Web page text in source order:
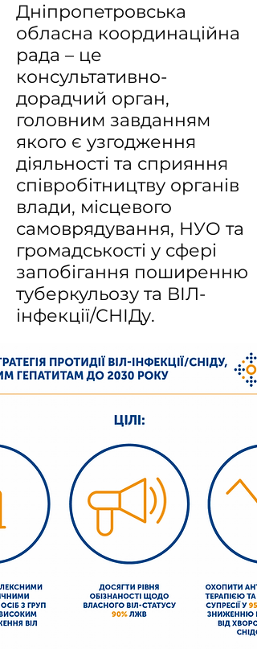
Дніпропетровська
обласна координаційна
рада – це
консультативно-
дорадчий орган,
головним завданням
якого є узгодження
діяльності та сприяння
співробітництву органів
влади, місцевого
самоврядування, НУО та
громадськості у сфері
запобігання поширенню
туберкульозу та ВІЛ-
інфекції/СНІДу.